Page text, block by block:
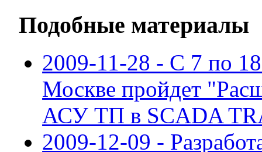
Подобные материалы
2009-11-28 - С 7 по 18
Москве пройдет
АСУ ТП в SCADA
2009-12-09 -